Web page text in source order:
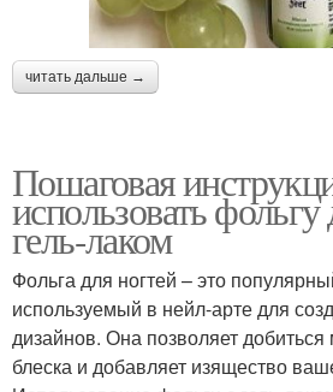
читать дальше →
Пошаговая
использовать фольгу
гель-лаком
Фольга для ногтей – это
используемый в нейл-арте для
дизайнов. Она позволяет добиться
блеска и добавляет изящество